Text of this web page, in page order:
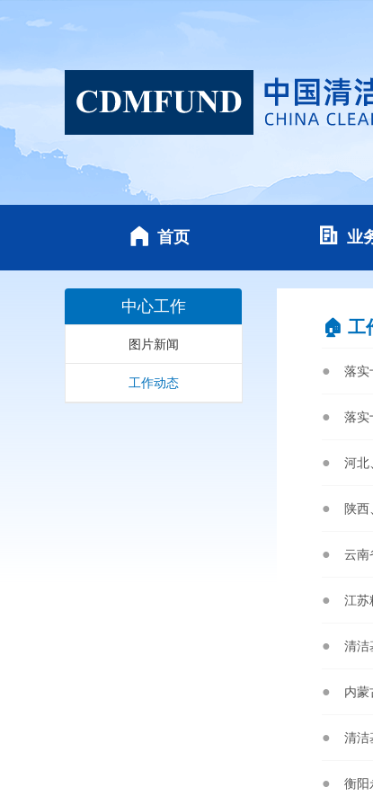
首页 业
中心工作
图片新闻
工作动态
🏠︎ 工
落实
落实
河北
陕
云南
江苏
清洁
内蒙
清洁
衡阳